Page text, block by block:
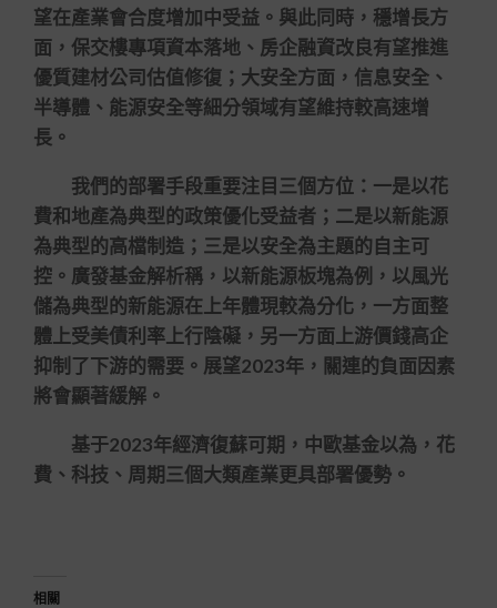
望在產業會合度增加中受益。與此同時，穩增長方
面，保交樓專項資本落地、房企融資改良有望推進
優質建材公司估值修復；大安全方面，信息安全、
半導體、能源安全等細分領域有望維持較高速增
長。
我們的部署手段重要注目三個方位：一是以花
費和地產為典型的政策優化受益者；二是以新能源
為典型的高檔制造；三是以安全為主題的自主可
控。廣發基金解析稱，以新能源板塊為例，以風光
儲為典型的新能源在上年體現較為分化，一方面整
體上受美債利率上行陰礙，另一方面上游價錢高企
抑制了下游的需要。展望2023年，關連的負面因素
將會顯著緩解。
基于2023年經濟復蘇可期，中歐基金以為，花
費、科技、周期三個大類產業更具部署優勢。
相關